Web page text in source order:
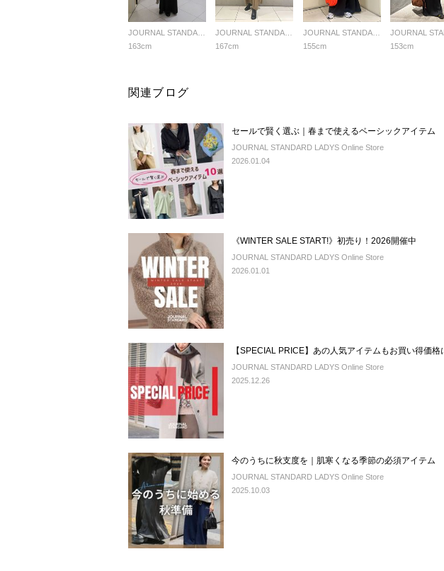
163cm
167cm
JOURNAL STANDARD LADYS
155cm
153cm
関連ブログ
セールで賢く選ぶ｜春まで使えるベーシックアイテム
JOURNAL STANDARD LADYS Online Store
2026.01.04
《WINTER SALE START!》初売り！2026開催中
JOURNAL STANDARD LADYS Online Store
2026.01.01
【SPECIAL PRICE】あの人気アイテムもお買い得価格
JOURNAL STANDARD LADYS Online Store
2025.12.26
今のうちに秋支度を｜肌寒くなる季節の必須アイテム
JOURNAL STANDARD LADYS Online Store
2025.10.03